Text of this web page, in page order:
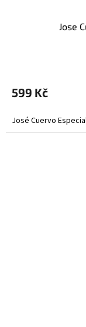
Jose
599 Kč
José Cuervo